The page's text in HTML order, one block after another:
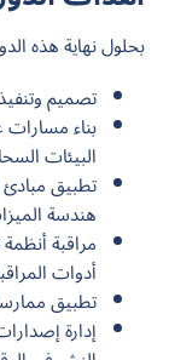
بحلول نهاية هذه
تصميم
بناء مسارات
البيئات
تطبيق مبادئ
هندسة
مراقبة
أدوات
تطبيق
إدارة